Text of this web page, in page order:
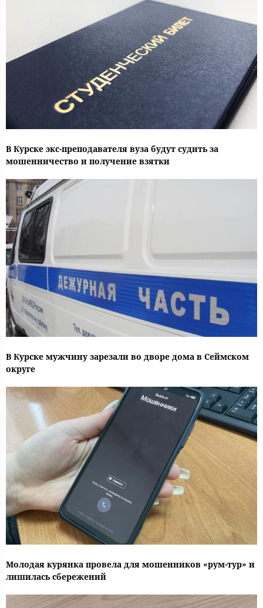
В Курске экс-преподавателя вуза будут судить за
мошенничество и получение взятки
В Курске мужчину зарезали во дворе дома в Сеймском
округе
Молодая курянка провела для мошенников «рум-тур» и
лишилась сбережений